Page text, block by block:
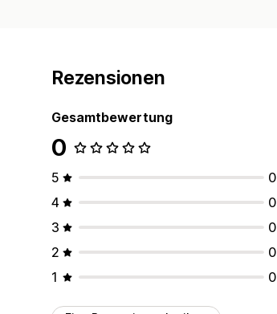
Rezensionen
Gesamtbewertung
0
5
0
4
0
3
0
2
0
1
0